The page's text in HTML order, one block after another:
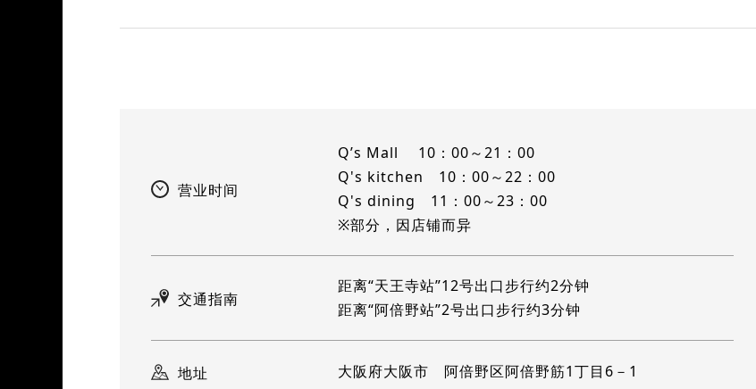
营业时间
Q’s Mall 10：00～21：00
Q's kitchen 10：00～22：00
Q's dining 11：00～23：00
※部分，因店铺而异
交通指南
距离“天王寺站”12号出口步行约2分钟
距离“阿倍野站”2号出口步行约3分钟
地址 大阪府大阪市 阿倍野区阿倍野筋1丁目6－1